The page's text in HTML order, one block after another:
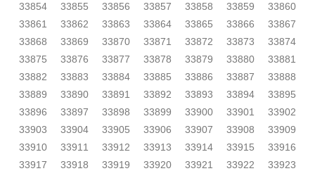
33854
33855 33856 33857 33858 33859
33860
33861
33862 33863 33864 33865 33866
33867
33868
33869 33870 33871 33872 33873
33874
33875
33876 33877 33878 33879 33880
33881
33882
33883 33884 33885 33886 33887
33888
33889
33890 33891 33892 33893 33894
33895
33896
33897 33898 33899 33900 33901
33902
33903
33904 33905 33906 33907 33908
33909
33910
33911 33912 33913 33914 33915
33916
33917
33918 33919 33920 33921 33922
33923